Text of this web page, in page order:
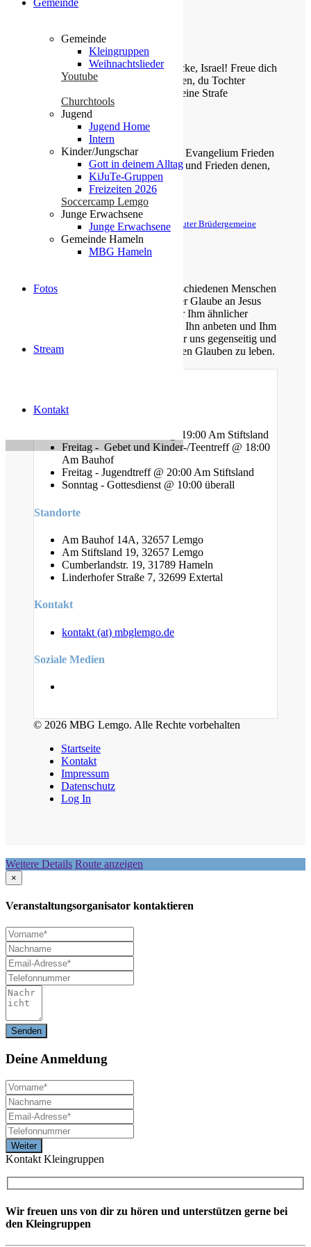
Gemeinde
Kleingruppen
Weihnachtslieder
Youtube
Churchtools
Jugend
Jugend Home
Intern
Kinder/Jungschar
Gott in deinem Alltag
KiJuTe-Gruppen
Freizeiten 2026
Soccercamp Lemgo
Junge Erwachsene
Junge Erwachsene
Gemeinde Hameln
MBG Hameln
Fotos
Stream
Kontakt
Die Losung von heute
Jauchze, du Tochter Zion! Frohlocke, Israel! Freue dich
und sei fröhlich von ganzem Herzen, du Tochter
Jerusalem! Denn der HERR hat deine Strafe
weggenommen.
Zefanja 3,14-15
Christus ist gekommen und hat im Evangelium Frieden
verkündigt euch, die ihr fern wart, und Frieden denen,
die nahe waren.
Epheser 2,17
© Evangelische Brüder-Unität – Herrnhuter Brüdergemeine
Weitere Informationen finden Sie hier
Unsere Gemeinde besteht aus verschiedenen Menschen
jeden Alters, die eins verbindet: der Glaube an Jesus
Christus. Gemeinsam möchten wir Ihm ähnlicher
werden, Sein Wort kennen lernen, Ihn anbeten und Ihm
nachfolgen. Dabei unterstützen wir uns gegenseitig und
ermutigen uns auch im Alltag diesen Glauben zu leben.
Gottesdienste
Mittwoch - Bibelstunde @ 19:00 Am Stiftsland
Freitag - Gebet und Kinder-/Teentreff @ 18:00
Am Bauhof
Freitag - Jugendtreff @ 20:00 Am Stiftsland
Sonntag - Gottesdienst @ 10:00 überall
Standorte
Am Bauhof 14A, 32657 Lemgo
Am Stiftsland 19, 32657 Lemgo
Cumberlandstr. 19, 31789 Hameln
Linderhofer Straße 7, 32699 Extertal
Kontakt
kontakt (at) mbglemgo.de
Soziale Medien
© 2026 MBG Lemgo. Alle Rechte vorbehalten
Startseite
Kontakt
Impressum
Datenschutz
Log In
Weitere Details Route anzeigen
×
Veranstaltungsorganisator kontaktieren
Deine Anmeldung
Kontakt Kleingruppen
Wir freuen uns von dir zu hören und unterstützen gerne bei
den Kleingruppen